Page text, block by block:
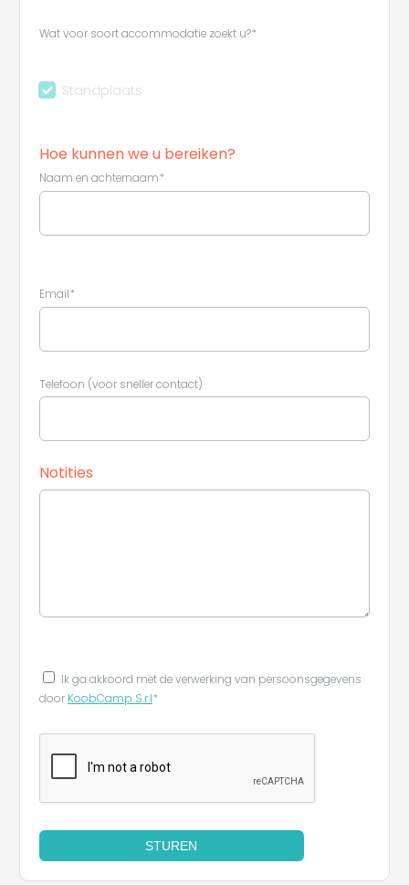
Wat voor soort accommodatie zoekt u?*
Standplaats
Hoe kunnen we u bereiken?
Naam en achternaam*
Email*
Telefoon (voor sneller contact)
Notities
Ik ga akkoord met de verwerking van persoonsgegevens
door KoobCamp S.r.l*
STUREN